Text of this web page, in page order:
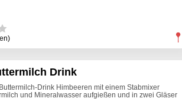
Drink
Drink Himbeeren mit einem Stabmixer
und Mineralwasser aufgießen und in zwei Gläser
Marillenkuchen